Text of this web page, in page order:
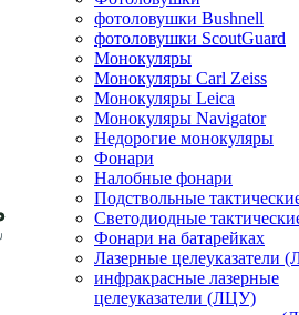
фотоловушки Bushnell
фотоловушки ScoutGuard
Монокуляры
Монокуляры Carl Zeiss
Монокуляры Leica
Монокуляры Navigator
Недорогие монокуляры
Фонари
Налобные фонари
Подствольные
Светодиодные
Фонари на батарейках
Лазерные целеуказатели
инфракрасные лазерные
целеуказатели (ЛЦУ)